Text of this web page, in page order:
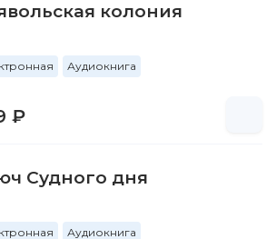
колония
Аудиокнига
₽
Судного дня
Аудиокнига